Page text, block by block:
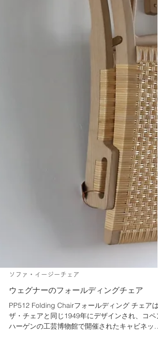
ル番号、材種、シリアル番号が記載された控えめ
な真鍮プレートがつき、その生産の希少性、真正
性を証明します。 Rare Editions Hans J.
Wegner's chairs PP501 The Chair ザ・チェア ウ
限定 10 脚 PP503 ウェンジ、革張り サンプルよ